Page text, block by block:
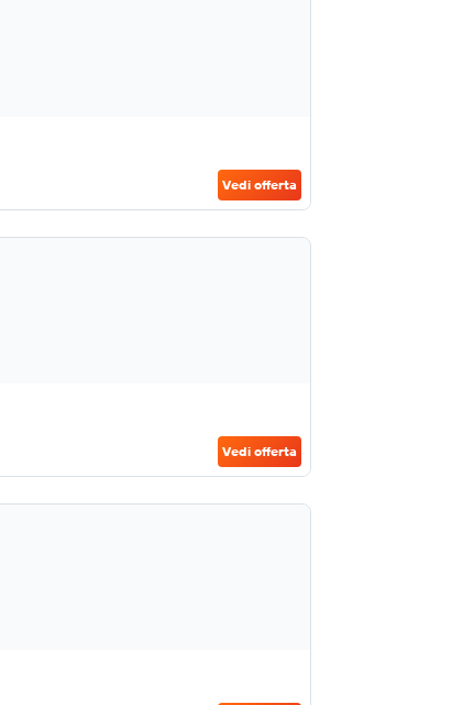
Vedi offerta
Vedi offerta